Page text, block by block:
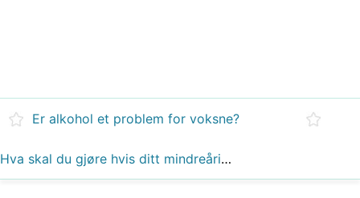
Er alkohol et problem for voksne?
Hva skal du gjøre hvis ditt mindreårige barn er i vannpipebar?